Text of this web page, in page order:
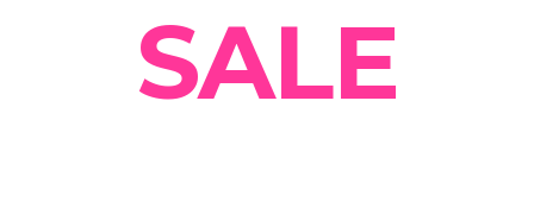
SALE